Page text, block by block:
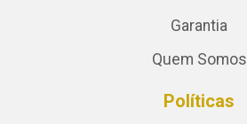
Garantia
Quem Somos
Políticas